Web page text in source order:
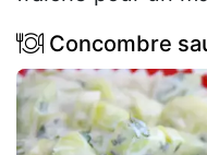
Concombre